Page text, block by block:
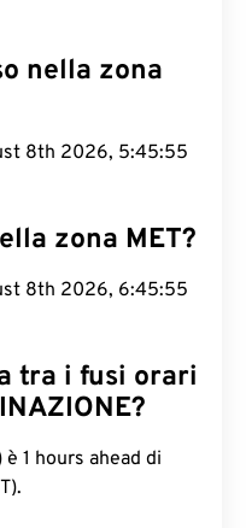
nella zona
8th 2026, 5:45:56
zona MET?
8th 2026, 6:45:56
tra i fusi orari
1 hours ahead di